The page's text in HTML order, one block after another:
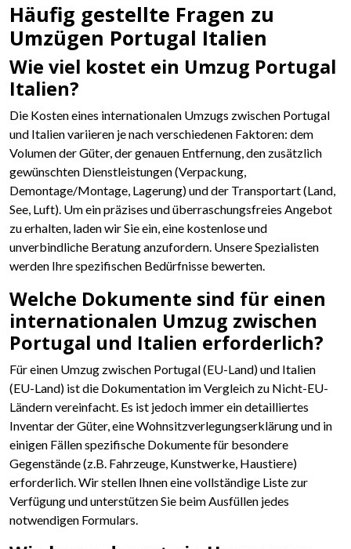
Häufig gestellte Fragen zu
Umzügen Portugal Italien
Wie viel kostet ein Umzug Portugal
Italien?
Die Kosten eines internationalen Umzugs zwischen Portugal
und Italien variieren je nach verschiedenen Faktoren: dem
Volumen der Güter, der genauen Entfernung, den zusätzlich
gewünschten Dienstleistungen (Verpackung,
Demontage/Montage, Lagerung) und der Transportart (Land,
See, Luft). Um ein präzises und überraschungsfreies Angebot
zu erhalten, laden wir Sie ein, eine kostenlose und
unverbindliche Beratung anzufordern. Unsere Spezialisten
werden Ihre spezifischen Bedürfnisse bewerten.
Welche Dokumente sind für einen
internationalen Umzug zwischen
Portugal und Italien erforderlich?
Für einen Umzug zwischen Portugal (EU-Land) und Italien
(EU-Land) ist die Dokumentation im Vergleich zu Nicht-EU-
Ländern vereinfacht. Es ist jedoch immer ein detailliertes
Inventar der Güter, eine Wohnsitzverlegungserklärung und in
einigen Fällen spezifische Dokumente für besondere
Gegenstände (z.B. Fahrzeuge, Kunstwerke, Haustiere)
erforderlich. Wir stellen Ihnen eine vollständige Liste zur
Verfügung und unterstützen Sie beim Ausfüllen jedes
notwendigen Formulars.